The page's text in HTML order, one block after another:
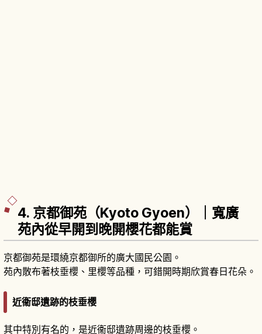
4. 京都御苑（Kyoto Gyoen）｜寬廣
苑內從早開到晚開櫻花都能賞
京都御苑是環繞京都御所的廣大國民公園。
苑內散布著枝垂櫻、里櫻等品種，可錯開時期欣賞春日花朵。
近衞邸遺跡的枝垂櫻
其中特別有名的，是近衞邸遺跡周邊的枝垂櫻。